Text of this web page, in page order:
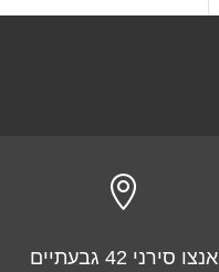

אנצו סירני 42 גבעתיים